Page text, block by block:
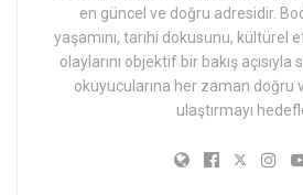
en güncel ve doğru adresidir.
yaşamını, tarihi dokusunu, kültürel
olaylarını objektif bir bakış
okuyucularına her zaman doğru
ulaştırmayı